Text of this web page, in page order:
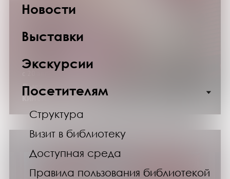
Новости
Выставки
Экскурсии
Посетителям
Структура
Визит в библиотеку
Доступная среда
Правила пользования библиотекой
с 20 августа по 30 сентября 2026 года
Выставка изданий «Лица российского
кинематографа»